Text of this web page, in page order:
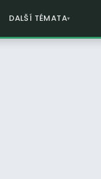
DALŠÍ TÉMATA